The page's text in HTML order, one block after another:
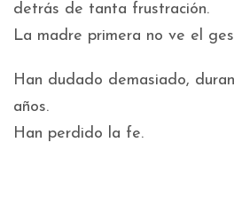
detrás de tanta frustración.
La madre primera no ve el
Han dudado demasiado,
años.
Han perdido la fe.